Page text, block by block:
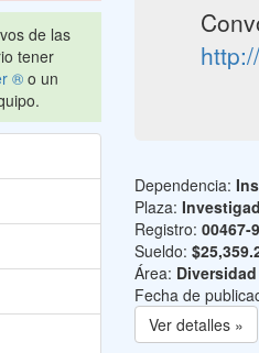
de las
tener
® o un
Dependencia:
Plaza:
Registro: 00467-
Sueldo:
Área:
Fecha de
Ver detalles »